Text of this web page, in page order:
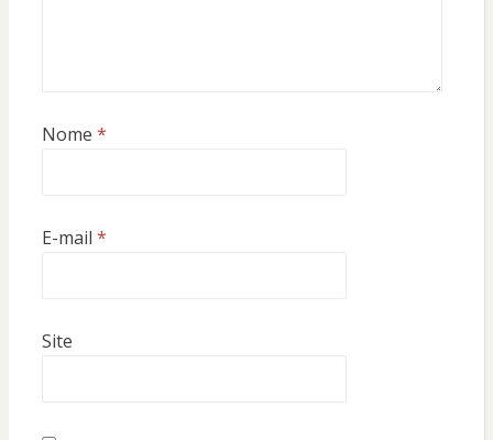
Nome *
E-mail *
Site